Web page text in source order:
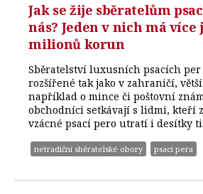
Jak se žije sběratelům
nás? Jeden v nich má více
milionů korun
Sběratelství luxusních psacích per
rozšířené tak jako v zahraničí,
například o mince či poštovní
obchodníci setkávají s lidmi, kteří
vzácné psací pero utratí i desítky
netradiční sběratelské obory psací pera